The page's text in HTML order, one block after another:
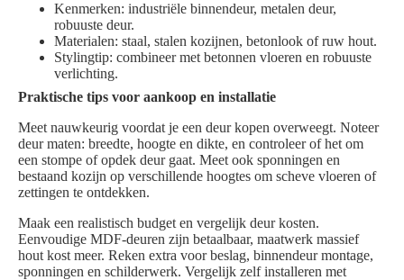
Kenmerken: industriële binnendeur, metalen deur,
robuuste deur.
Materialen: staal, stalen kozijnen, betonlook of ruw hout.
Stylingtip: combineer met betonnen vloeren en robuuste
verlichting.
Praktische tips voor aankoop en installatie
Meet nauwkeurig voordat je een deur kopen overweegt. Noteer
deur maten: breedte, hoogte en dikte, en controleer of het om
een stompe of opdek deur gaat. Meet ook sponningen en
bestaand kozijn op verschillende hoogtes om scheve vloeren of
zettingen te ontdekken.
Maak een realistisch budget en vergelijk deur kosten.
Eenvoudige MDF-deuren zijn betaalbaar, maatwerk massief
hout kost meer. Reken extra voor beslag, binnendeur montage,
sponningen en schilderwerk. Vergelijk zelf installeren met